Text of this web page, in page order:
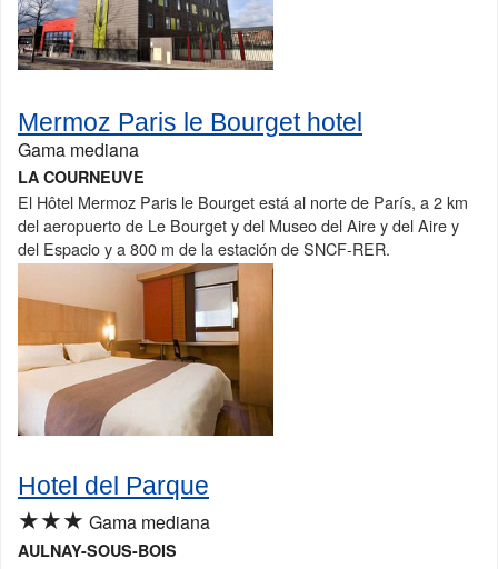
Mermoz Paris le Bourget hotel
Gama mediana
LA COURNEUVE
El Hôtel Mermoz Paris le Bourget está al norte de París, a 2 km
del aeropuerto de Le Bourget y del Museo del Aire y del Aire y
del Espacio y a 800 m de la estación de SNCF-RER.
Hotel del Parque
★★★ Gama mediana
AULNAY-SOUS-BOIS